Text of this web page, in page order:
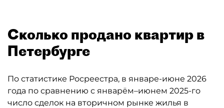
Сколько продано квартир в
Петербурге
По статистике Росреестра, в январе-июне 2026
года по сравнению с январём–июнем 2025-го
число сделок на вторичном рынке жилья в